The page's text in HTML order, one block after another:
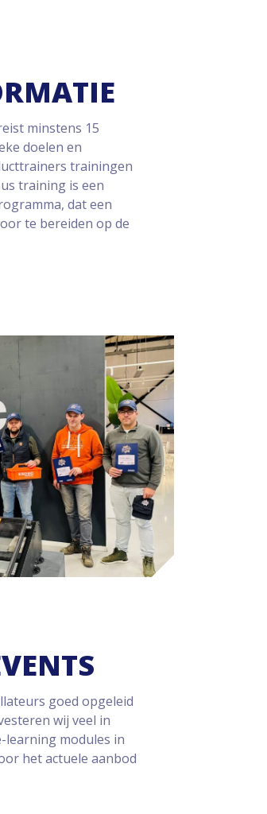
minstens 15
doelen en
trainingen
training is een
dat een
te bereiden op de
goed opgeleid
wij veel in
modules in
het actuele aanbod